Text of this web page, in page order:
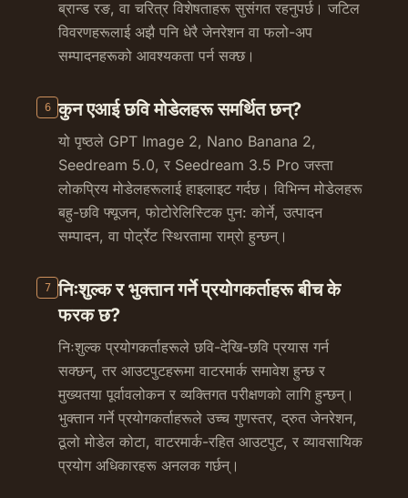
ब्रान्ड रङ, वा चरित्र विशेषताहरू सुसंगत रहनुपर्छ। जटिल
विवरणहरूलाई अझै पनि धेरै जेनरेशन वा फलो-अप
सम्पादनहरूको आवश्यकता पर्न सक्छ।
6 कुन एआई छवि मोडेलहरू समर्थित छन्?
यो पृष्ठले GPT Image 2, Nano Banana 2,
Seedream 5.0, र Seedream 3.5 Pro जस्ता
लोकप्रिय मोडेलहरूलाई हाइलाइट गर्दछ। विभिन्न मोडेलहरू
बहु-छवि फ्यूजन, फोटोरेलिस्टिक पुन: कोर्ने, उत्पादन
सम्पादन, वा पोर्ट्रेट स्थिरतामा राम्रो हुन्छन्।
7
निःशुल्क र भुक्तान गर्ने प्रयोगकर्ताहरू बीच के
फरक छ?
निःशुल्क प्रयोगकर्ताहरूले छवि-देखि-छवि प्रयास गर्न
सक्छन्, तर आउटपुटहरूमा वाटरमार्क समावेश हुन्छ र
मुख्यतया पूर्वावलोकन र व्यक्तिगत परीक्षणको लागि हुन्छन्।
भुक्तान गर्ने प्रयोगकर्ताहरूले उच्च गुणस्तर, द्रुत जेनरेशन,
ठूलो मोडेल कोटा, वाटरमार्क-रहित आउटपुट, र व्यावसायिक
प्रयोग अधिकारहरू अनलक गर्छन्।